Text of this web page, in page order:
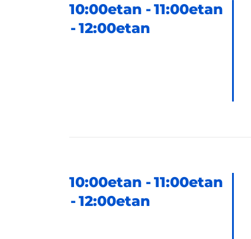
10:00etan
11:00etan
12:00etan
10:00etan
11:00etan
12:00etan